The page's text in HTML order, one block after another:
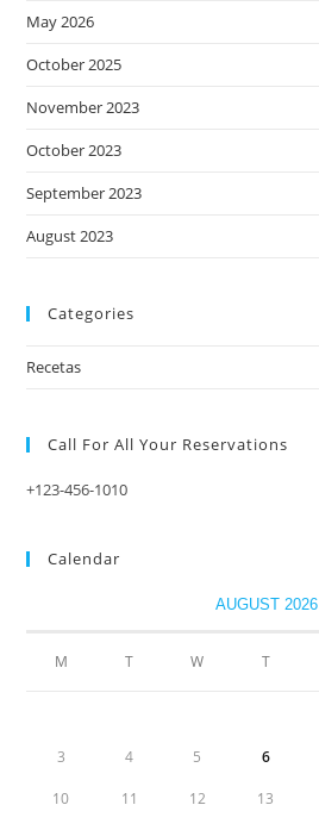
May 2026
October 2025
November 2023
October 2023
September 2023
August 2023
Categories
Recetas
Call For All Your​ Reservations
+123-456-1010
Calendar
AUGUST 2026
M T W T
3 4 5 6
10 11 12 13